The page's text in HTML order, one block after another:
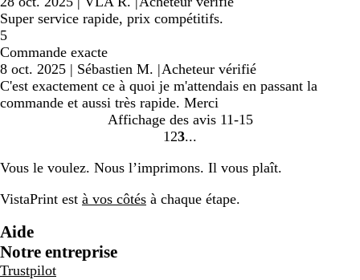
Super service rapide, prix compétitifs.
5
Commande exacte
8 oct. 2025 | Sébastien M. |Acheteur vérifié
C'est exactement ce à quoi je m'attendais en passant la
commande et aussi très rapide. Merci
Affichage des avis 11-15
Accéder
à
la
page
1 Accéder
la
page
2 Accéder
la
page
3
Vous le voulez. Nous l’imprimons. Il vous plaît.
VistaPrint est à vos côtés à chaque étape.
Aide
Notre entreprise
Trustpilot